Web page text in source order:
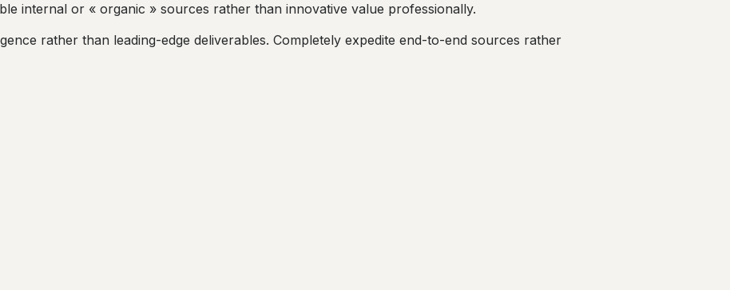
internal or « organic » sources rather than innovative value professionally.
rather than leading-edge deliverables. Completely expedite end-to-end sources rather